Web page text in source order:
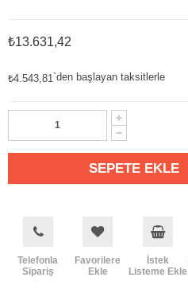
₺13.631,42
₺4.543,81 `den başlayan taksitlerle
Telefonla
Sipariş
Favorilere
Ekle
İstek
Listeme Ekle